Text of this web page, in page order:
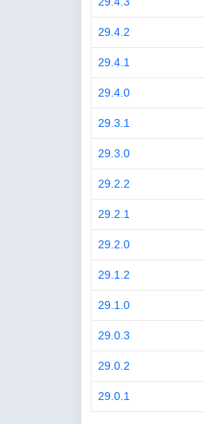
29.4.2
29.4.1
29.4.0
29.3.1
29.3.0
29.2.2
29.2.1
29.2.0
29.1.2
29.1.0
29.0.3
29.0.2
29.0.1